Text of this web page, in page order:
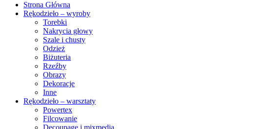
Strona Główna
Rękodzieło – wyroby
Torebki
Nakrycia głowy
Szale i chusty
Odzież
Biżuteria
Rzeźby
Obrazy
Dekoracje
Inne
Rękodzieło – warsztaty
Powertex
Filcowanie
Decoupage i mixmedia